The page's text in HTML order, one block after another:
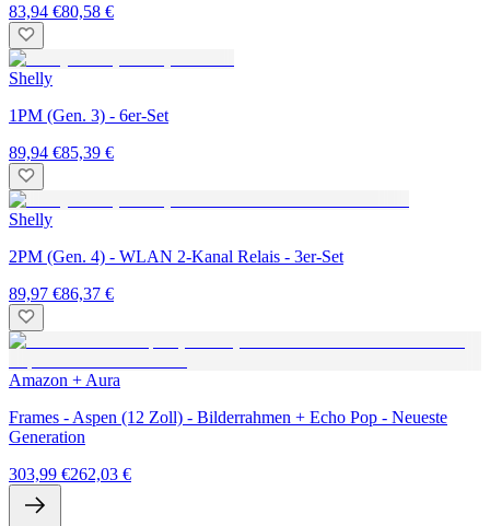
83,94 €80,58 €
Shelly
1PM (Gen. 3) - 6er-Set
89,94 €85,39 €
Shelly
2PM (Gen. 4) - WLAN 2-Kanal Relais - 3er-Set
89,97 €86,37 €
Amazon + Aura
Frames - Aspen (12 Zoll) - Bilderrahmen + Echo Pop - Neueste
Generation
303,99 €262,03 €